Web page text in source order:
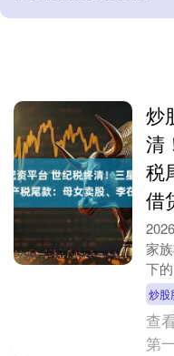
炒
清
税
借
家
下
元
炒股
查
第